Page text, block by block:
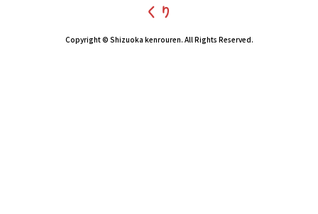
くり
Copyright © Shizuoka kenrouren. All Rights Reserved.